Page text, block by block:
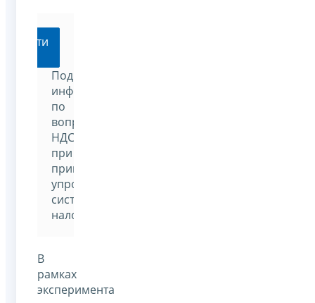
Перейти
Подробная
информация
по
вопросам
НДС
при
применении
упрощенной
системы
налогообложения
В
рамках
эксперимента